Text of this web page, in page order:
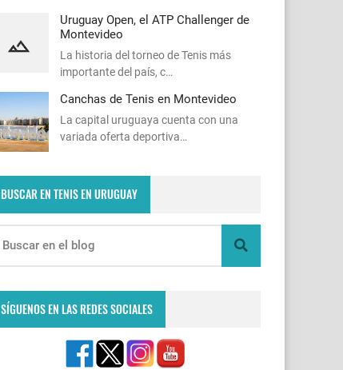
Uruguay Open, el ATP Challenger de
Montevideo
La historia del torneo de Tenis más
importante del país, c…
Canchas de Tenis en Montevideo
La capital uruguaya cuenta con una
variada oferta deportiva…
BUSCAR EN TENIS EN URUGUAY
SÍGUENOS EN LAS REDES SOCIALES